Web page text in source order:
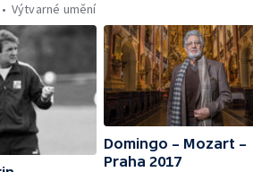
Výtvarné umění
Domingo – Mozart –
Praha 2017